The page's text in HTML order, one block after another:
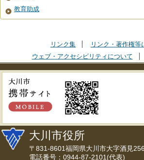
教育助成
リンク集
リンク・著作権等
ウェブ・アクセシビリティについて
大川市役所
〒831-8601福岡県大川市大字酒見
電話番号：0944-87-2101(代表)